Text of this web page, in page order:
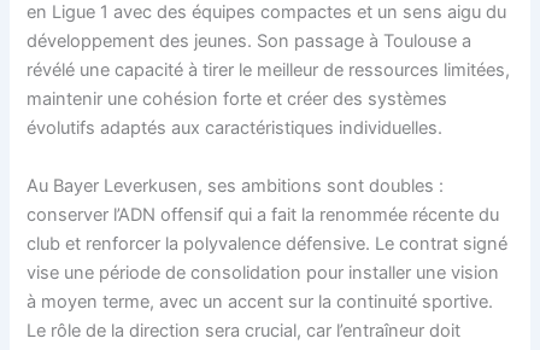
en Ligue 1 avec des équipes compactes et un sens aigu du
développement des jeunes. Son passage à Toulouse a
révélé une capacité à tirer le meilleur de ressources limitées,
maintenir une cohésion forte et créer des systèmes
évolutifs adaptés aux caractéristiques individuelles.
Au Bayer Leverkusen, ses ambitions sont doubles :
conserver l’ADN offensif qui a fait la renommée récente du
club et renforcer la polyvalence défensive. Le contrat signé
vise une période de consolidation pour installer une vision
à moyen terme, avec un accent sur la continuité sportive.
Le rôle de la direction sera crucial, car l’entraîneur doit